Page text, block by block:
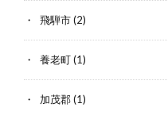
飛騨市(2)
養老町(1)
加茂郡(1)